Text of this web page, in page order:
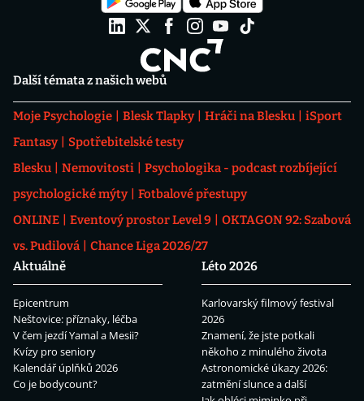
Další témata z našich webů
Moje Psychologie Blesk Tlapky Hráči na Blesku
iSport
Fantasy
Spotřebitelské testy
Blesku
Nemovitosti
Psychologika - podcast rozbíjející
psychologické mýty
Fotbalové přestupy
ONLINE
Eventový prostor Level 9
OKTAGON 92: Szabová
vs. Pudilová
Chance Liga 2026/27
Aktuálně
Epicentrum
Neštovice: příznaky, léčba
V čem jezdí Yamal a Mesii?
Kvízy pro seniory
Kalendář úplňků 2026
Co je bodycount?
Léto 2026
Karlovarský filmový festival
2026
Znamení, že jste potkali
někoho z minulého života
Astronomické úkazy 2026:
zatmění slunce a další